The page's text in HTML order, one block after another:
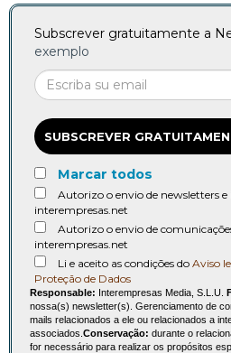
Subscrever gratuitamente a
exemplo
SUBSCREVER
Marcar todos
Autorizo o envio de newsletters e
interempresas.net
Autorizo o envio de
interempresas.net
Li e aceito as condições do Aviso
Proteção de Dados
Responsable: Interempresas Media, S.L.U.
nossa(s) newsletter(s). Gerenciamento de
mails relacionados a ele ou relacionados a
associados. Conservação: durante o
for necessário para realizar os propósitos